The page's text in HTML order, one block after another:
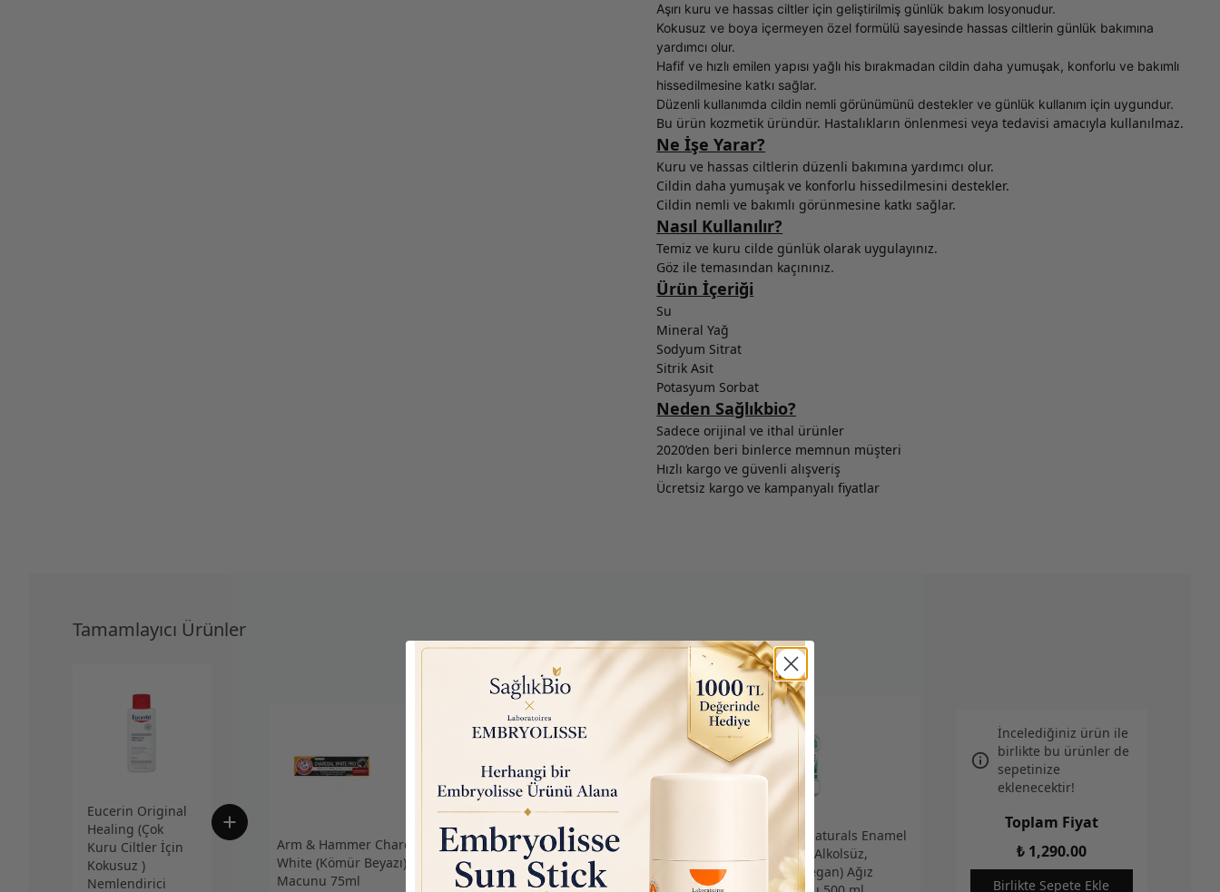
Aşırı kuru ve hassas ciltler için geliştirilmiş günlük bakım losyonudur.
Kokusuz ve boya içermeyen özel formülü sayesinde hassas ciltlerin günlük bakımına
yardımcı olur.
Hafif ve hızlı emilen yapısı yağlı his bırakmadan cildin daha yumuşak, konforlu ve bakımlı
hissedilmesine katkı sağlar.
Düzenli kullanımda cildin nemli görünümünü destekler ve günlük kullanım için uygundur.
Bu ürün kozmetik üründür. Hastalıkların önlenmesi veya tedavisi amacıyla kullanılmaz.
Ne İşe Yarar?
Kuru ve hassas ciltlerin düzenli bakımına yardımcı olur.
Cildin daha yumuşak ve konforlu hissedilmesini destekler.
Cildin nemli ve bakımlı görünmesine katkı sağlar.
Nasıl Kullanılır?
Temiz ve kuru cilde günlük olarak uygulayınız.
Göz ile temasından kaçınınız.
Ürün İçeriği
Su
Mineral Yağ
Sodyum Sitrat
Sitrik Asit
Potasyum Sorbat
Neden Sağlıkbio?
Sadece orijinal ve ithal ürünler
2020’den beri binlerce memnun müşteri
Hızlı kargo ve güvenli alışveriş
Ücretsiz kargo ve kampanyalı fiyatlar
Tamamlayıcı Ürünler
Eucerin Original
Healing (Çok
Kuru Ciltler İçin
Kokusuz )
Nemlendirici
Arm & Hammer Charcoal
White (Kömür Beyazı) Diş
Macunu 75ml
Nutraxin D3K2 (Kemik ve
Bağışıklık Desteği) Gıda
Takviyesi Sprey (207 Puf)
Listerine Naturals Enamel
Koruyucu (Alkolsüz,
Boyasız, Vegan) Ağız
İncelediğiniz ürün ile
birlikte bu ürünler de
sepetinize
eklenecektir!
Toplam Fiyat
₺ 1,290.00
Birlikte Sepete Ekle